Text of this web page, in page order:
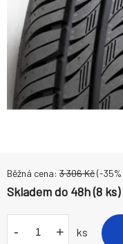
Běžná cena: 3 306Kč(-35
Skladem do 48h (8 ks)
- + ks